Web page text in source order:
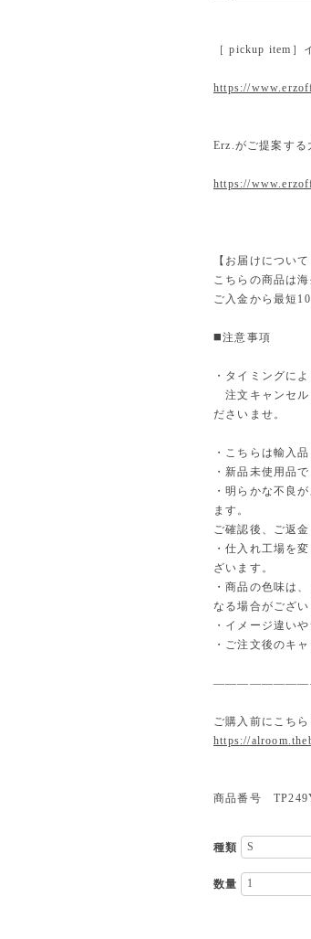
［ pickup item］
https://
Erz.がご提案する
https://
【お届けについて
こちらの商品は
ご入金から最短
◼️注意事項
・タイミングに
注文キャンセル
ださいませ。
・こちらは輸入
・新品未使用品
・明らかな不良
ます。
ご確認後、ご返
・仕入れ工場を
ざいます。
・商品の色味は
なる場合がござい
・イメージ違い
・ご注文後のキ
ご購入前にこち
https://
商品番号
種類
数量